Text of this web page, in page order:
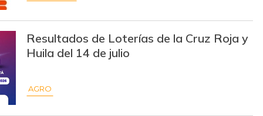
$ 2.900,00
$ 2.375,00
Resultados de Loterías de la Cruz Roja y
Huila del 14 de julio
AGRO